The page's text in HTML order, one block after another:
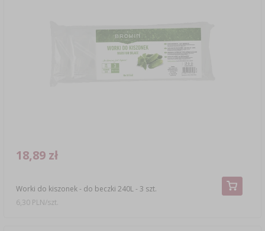
Worki do kiszonek - do beczki 240L - 3 szt.
18,89 zł
6,30 PLN/szt.